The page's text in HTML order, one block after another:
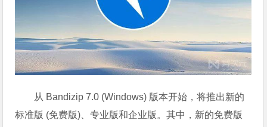
从 Bandizip 7.0 (Windows) 版本开始，将推出新的
标准版 (免费版)、专业版和企业版。其中，新的免费版